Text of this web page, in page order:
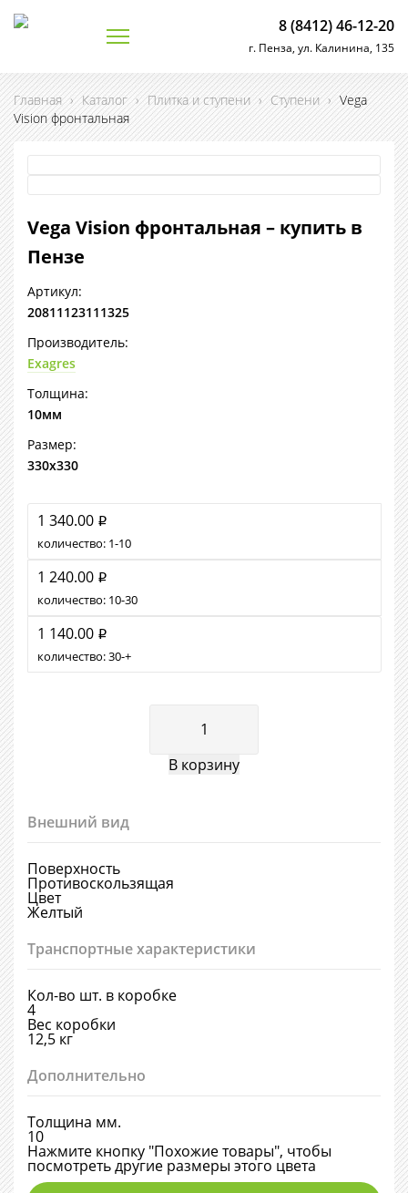
8 (8412) 46-12-20
г. Пенза, ул. Калинина, 135
Главная › Каталог › Плитка и ступени › Ступени › Vega
Vision фронтальная
Vega Vision фронтальная – купить в
Пензе
Артикул:
20811123111325
Производитель:
Exagres
Толщина:
10мм
Размер:
330х330
1 340.00 i
количество: 1 10
1 240.00 i
количество: 10 30
1 140.00 i
количество:30 +
Внешний вид
Поверхность
Противоскользящая
Цвет
Желтый
Транспортные характеристики
Кол-во шт. в коробке
4
Вес коробки
12,5 кг
Дополнительно
Толщина мм.
10
Нажмите кнопку "Похожие товары", чтобы
посмотреть другие размеры этого цвета